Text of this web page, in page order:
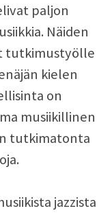
paljon
Näiden
tutkimustyölle
kielen
on
musiikillinen
tutkimatonta
jazzista